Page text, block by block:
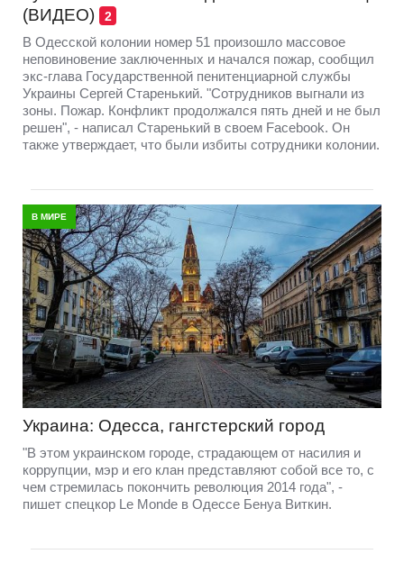
(ВИДЕО)
2
В Одесской колонии номер 51 произошло массовое
неповиновение заключенных и начался пожар, сообщил
экс-глава Государственной пенитенциарной службы
Украины Сергей Старенький. "Сотрудников выгнали из
зоны. Пожар. Конфликт продолжался пять дней и не был
решен", - написал Старенький в своем Facebook. Он
также утверждает, что были избиты сотрудники колонии.
В МИРЕ
Украина: Одесса, гангстерский город
"В этом украинском городе, страдающем от насилия и
коррупции, мэр и его клан представляют собой все то, с
чем стремилась покончить революция 2014 года", -
пишет спецкор Le Monde в Одессе Бенуа Виткин.